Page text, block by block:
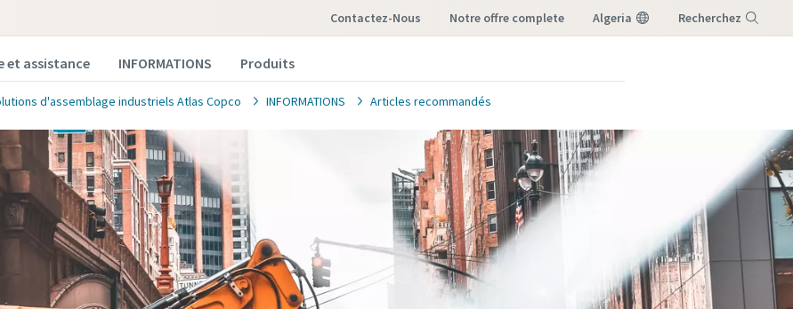
Contactez-Nous notre offre complete Algeria Recherchez
et assistance INFORMATIONS Produits
d'assemblage industriels Atlas Copco INFORMATIONS Articles recommandés